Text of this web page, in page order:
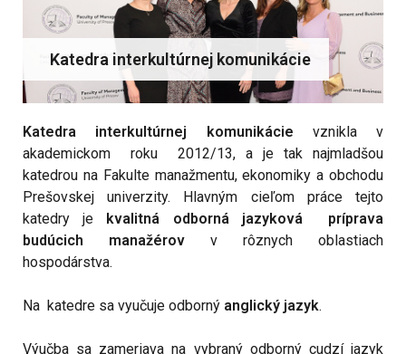
Katedra interkultúrnej komunikácie
Katedra interkultúrnej komunikácie vznikla v
akademickom roku 2012/13, a je tak najmladšou
katedrou na Fakulte manažmentu, ekonomiky a obchodu
Prešovskej univerzity. Hlavným cieľom práce tejto
katedry je kvalitná odborná jazyková príprava
budúcich manažérov v rôznych oblastiach
hospodárstva.
Na katedre sa vyučuje odborný anglický jazyk.
Výučba sa zameriava na vybraný odborný cudzí jazyk